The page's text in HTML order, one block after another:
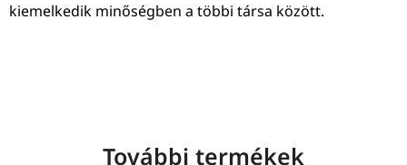
kiemelkedik minőségben a többi társa között.
További termékek